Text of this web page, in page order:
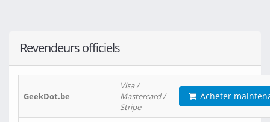
Revendeurs officiels
GeekDot.be
Visa /
Mastercard /
Stripe
Acheter